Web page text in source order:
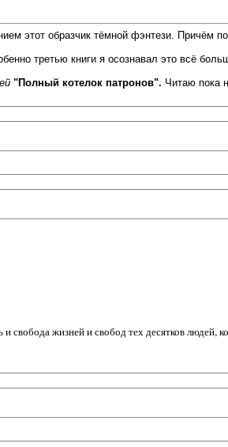
этот образчик тёмной фэнтези. Причём
третью книги я осознавал это всё
"Полный котелок патронов". Читаю пока
свобода жизней и свобод тех десятков людей,